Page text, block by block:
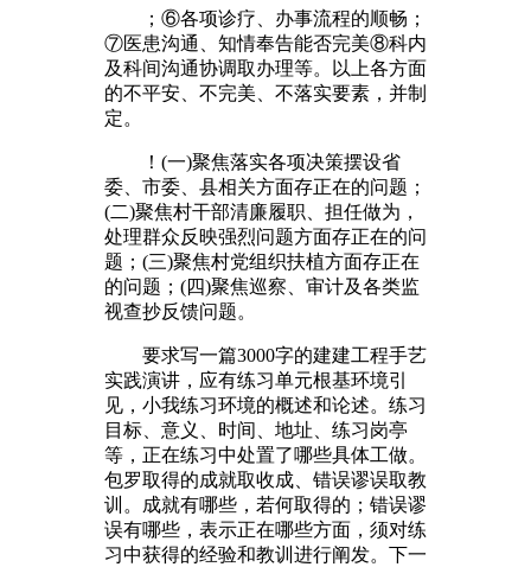
；⑥各项诊疗、办事流程的顺畅；
⑦医患沟通、知情奉告能否完美⑧科内
及科间沟通协调取办理等。以上各方面
的不平安、不完美、不落实要素，并制
定。
！(一)聚焦落实各项决策摆设省
委、市委、县相关方面存正在的问题；
(二)聚焦村干部清廉履职、担任做为，
处理群众反映强烈问题方面存正在的问
题；(三)聚焦村党组织扶植方面存正在
的问题；(四)聚焦巡察、审计及各类监
视查抄反馈问题。
要求写一篇3000字的建建工程手艺
实践演讲，应有练习单元根基环境引
见，小我练习环境的概述和论述。练习
目标、意义、时间、地址、练习岗亭
等，正在练习中处置了哪些具体工做。
包罗取得的成就取收成、错误谬误取教
训。成就有哪些，若何取得的；错误谬
误有哪些，表示正在哪些方面，须对练
习中获得的经验和教训进行阐发。下一